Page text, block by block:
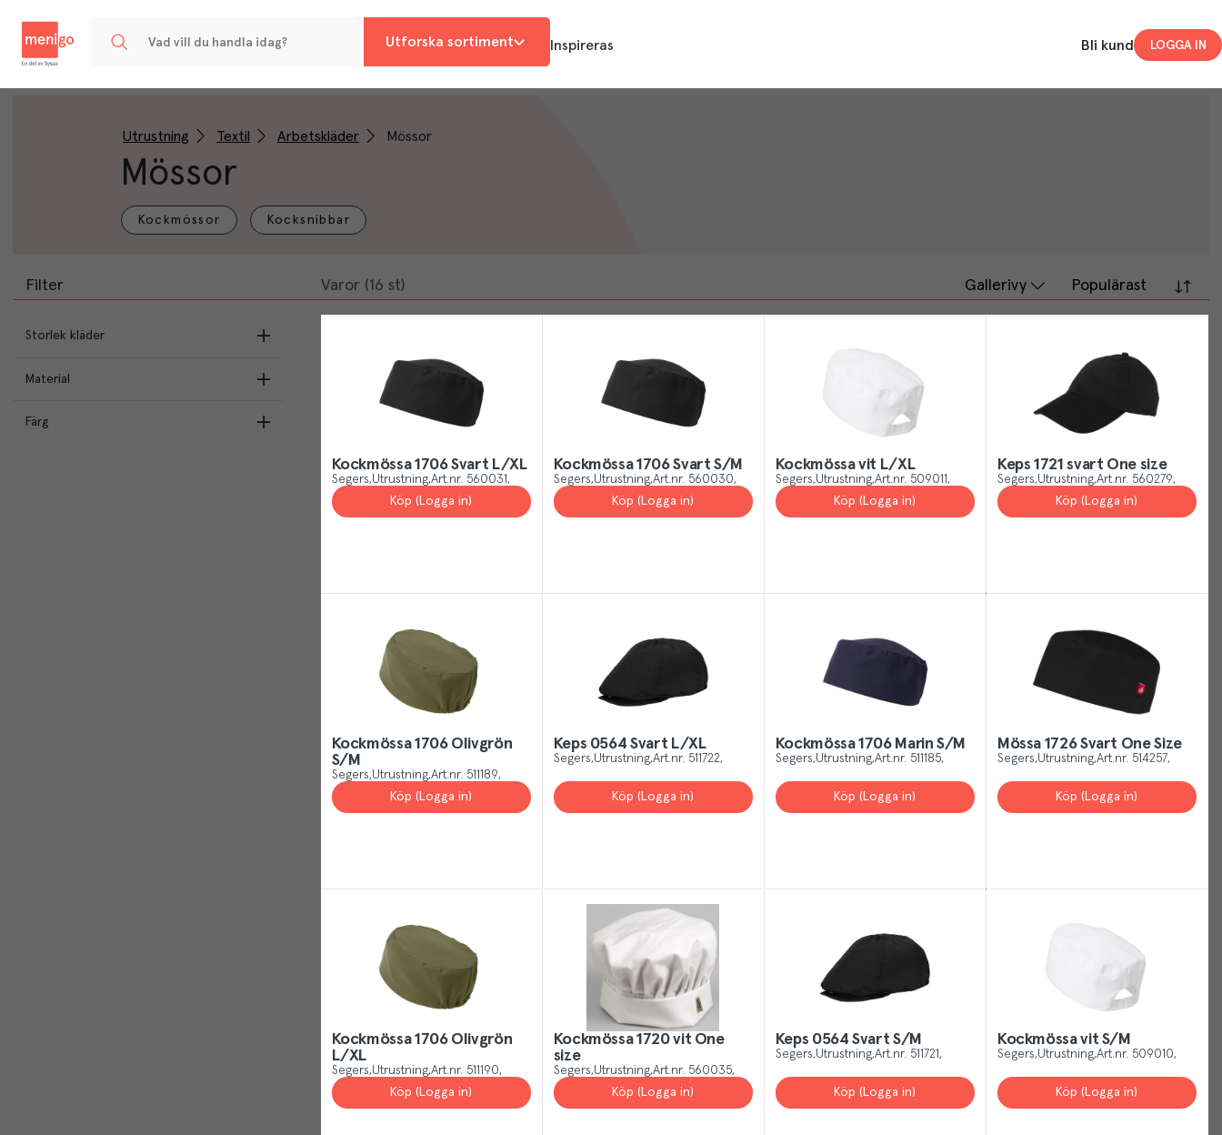
Utforska sortiment Inspireras Bli kund LOGGA IN
Utrustning Textil Arbetskläder Mössor
Mössor
Kockmössor Kocksnibbar
Varor (16 st) Gallerivy Populärast
Kockmössa 1706 Svart L/XL
Segers Utrustning Art.nr. 560031
Köp (Logga in)
Kockmössa 1706 Svart S/M
Segers Utrustning Art.nr. 560030
Köp (Logga in)
Kockmössa vit L/XL
Segers Utrustning Art.nr. 509011
Köp (Logga in)
Keps 1721 svart One size
Segers Utrustning Art.nr. 560279
Köp (Logga in)
Kockmössa 1706 Olivgrön
S/M
Segers Utrustning Art.nr. 511189
Köp (Logga in)
Keps 0564 Svart L/XL
Segers Utrustning Art.nr. 511722
Köp (Logga in)
Kockmössa 1706 Marin S/M
Segers Utrustning Art.nr. 511185
Köp (Logga in)
Mössa 1726 Svart One Size
Segers Utrustning Art.nr. 514257
Köp (Logga in)
Kockmössa 1706 Olivgrön
L/XL
Segers Utrustning Art.nr. 511190
Köp (Logga in)
Kockmössa 1720 vit One
size
Segers Utrustning Art.nr. 560035
Köp (Logga in)
Keps 0564 Svart S/M
Segers Utrustning Art.nr. 511721
Köp (Logga in)
Kockmössa vit S/M
Segers Utrustning Art.nr. 509010
Köp (Logga in)
Filter
Storlek kläder
S/M 4)
2)
Material
8)
Färg
Your
Cookies
Just
give
the
best
of
relevant
useful
you.